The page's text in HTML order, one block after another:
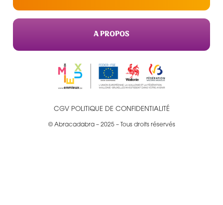
A PROPOS
CGV POLITIQUE DE CONFIDENTIALITÉ
© Abracadabra – 2025 – Tous droits réservés